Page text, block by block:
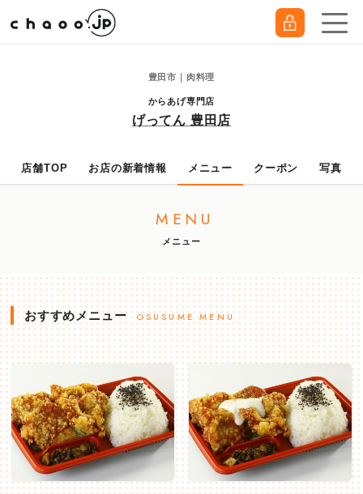
豊田市｜肉料理
からあげ専門店
げってん 豊田店
店舗TOP お店の新着情報 メニュー クーポン 写真
MENU
メニュー
おすすめメニュー OSUSUME MENU